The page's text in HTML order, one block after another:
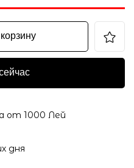
от 1000 Лей
дня